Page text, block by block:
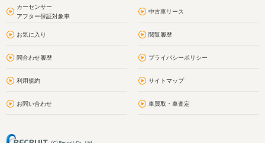
カーセンサー
アフター保証対象車
中古車リース
お気に入り 閲覧履歴
問合わせ履歴 プライバシーポリシー
利用規約 サイトマップ
お問い合わせ 車買取・車査定